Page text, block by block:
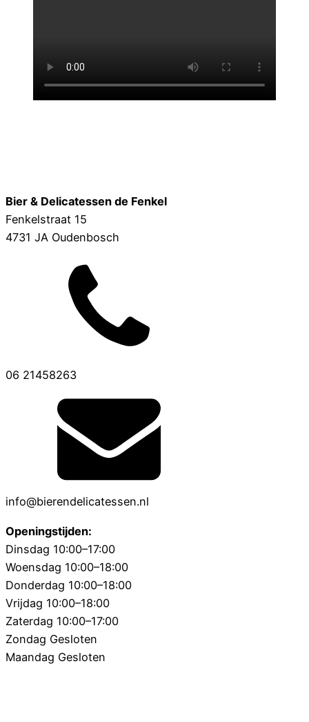
Bier & Delicatessen de Fenkel
Fenkelstraat 15
4731 JA Oudenbosch
06 21458263
info@bierendelicatessen.nl
Openingstijden:
Dinsdag 10:00–17:00
Woensdag 10:00–18:00
Donderdag 10:00–18:00
Vrijdag 10:00–18:00
Zaterdag 10:00–17:00
Zondag Gesloten
Maandag Gesloten